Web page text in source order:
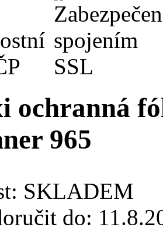
ochranná
965
SKLADEM
do: